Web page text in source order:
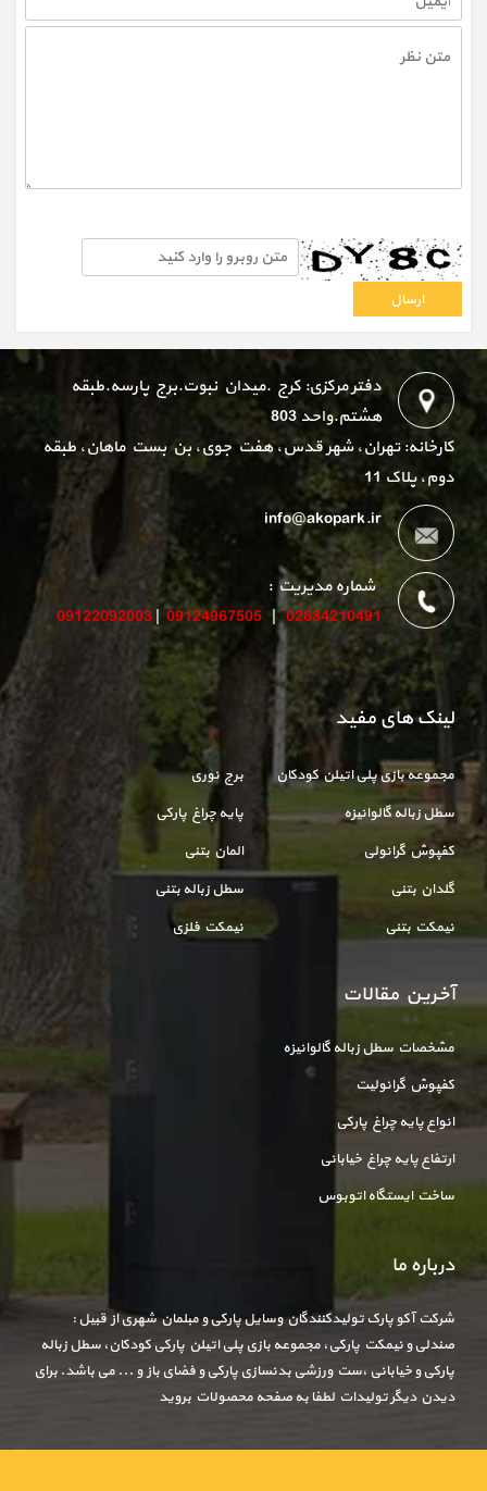
دفتر مرکزی: کرج .میدان نبوت.برج پارسه.طبقه
هشتم.واحد 803
کارخانه: تهران، شهر قدس، هفت جوی، بن بست ماهان، طبقه
دوم، پلاک 11
info@akopark.ir
شماره مدیریت :
02634210491
|
09124967505
|
09122092003
لینک های مفید
مجموعه بازی پلی اتیلن کودکان
برج نوری
سطل زباله گالوانیزه
پایه چراغ پارکی
کفپوش گرانولی
المان بتنی
گلدان بتنی
سطل زباله بتنی
نیمکت بتنی
نیمکت فلزی
آخرین مقالات
مشخصات سطل زباله گالوانیزه
کفپوش گرانولیت
انواع پایه چراغ پارکی
ارتفاع پایه چراغ خیابانی
ساخت ایستگاه اتوبوس
درباره ما
شرکت آکو پارک تولیدکنندگان وسایل پارکی و مبلمان شهری از قبیل :
صندلی و نیمکت پارکی، مجموعه بازی پلی اتیلن پارکی کودکان، سطل زباله
پارکی و خیابانی ،ست ورزشی بدنسازی پارکی و فضای باز و ... می باشد. برای
دیدن دیگر تولیدات لطفا به صفحه محصولات بروید